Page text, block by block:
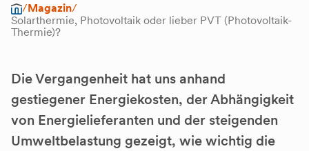
/Magazin/
Solarthermie, Photovoltaik oder lieber PVT (Photovoltaik-
Thermie)?
Die Vergangenheit hat uns anhand
gestiegener Energiekosten, der Abhängigkeit
von Energielieferanten und der steigenden
Umweltbelastung gezeigt, wie wichtig die